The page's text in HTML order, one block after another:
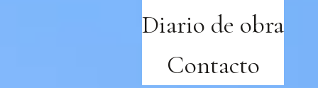
Diario de obra
Contacto